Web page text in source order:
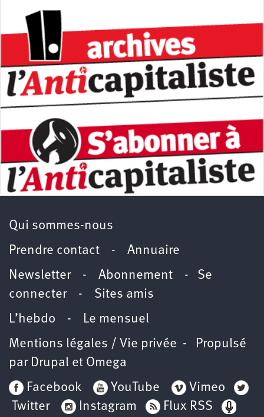
Qui sommes-nous
Prendre contact - Annuaire
Newsletter - Abonnement - Se
connecter- Sites amis
L’hebdo - Le mensuel
Mentions légales / Vie privée - Propulsé
par Drupal et Omega
Facebook
YouTube
Vimeo
Twitter
Instagram Flux RSS